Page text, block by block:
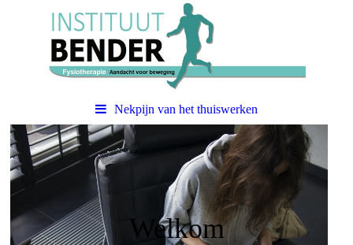
Nekpijn van het thuiswerken
Welkom